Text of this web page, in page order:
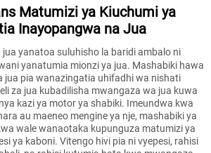
Matumizi ya Kiuchumi ya
Inayopangwa na Jua
jua yanatoa suluhisho la baridi ambalo ni
yanatumia mionzi ya jua. Mashabiki hawa
jua pia wanazingatia uhifadhi wa nishati
za jua kubadilisha mwangaza wa jua kuwa
kazi ya motor ya shabiki. Imeundwa kwa
au maeneo mengine ya nje, mashabiki ya
wale wanaotaka kupunguza matumizi ya
ya kaboni. Vitengo hivi pia ni vyepesi, rahisi